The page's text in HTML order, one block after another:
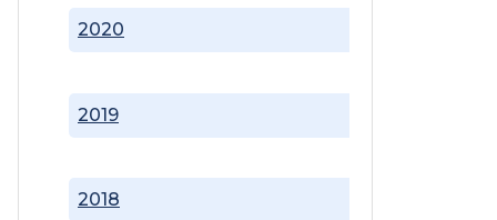
2018
2019
2020